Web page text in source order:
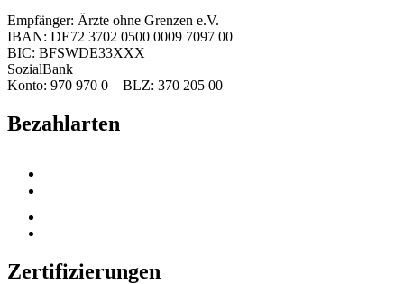
Empfänger: Ärzte ohne Grenzen e.V.
IBAN: DE72 3702 0500 0009 7097 00
BIC: BFSWDE33XXX
SozialBank
Konto: 970 970 0 BLZ: 370 205 00
Bezahlarten
Zertifizierungen